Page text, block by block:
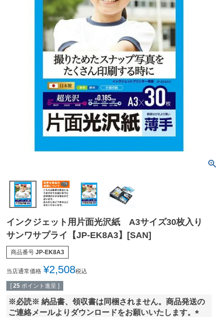
インクジェット用片面光沢紙 A3サイズ30枚入り
サンワサプライ【JP-EK8A3】[SAN]
商品番号 JP-EK8A3
当店通常価格 ¥2,508税込
[ 25 ポイント進呈 ]
※必読※ 納品書、領収書は同梱されません。商品発送の
ご連絡メールよりダウンロードをお願いいたします。